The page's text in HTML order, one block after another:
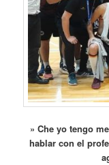
» Che yo tengo
hablar con el